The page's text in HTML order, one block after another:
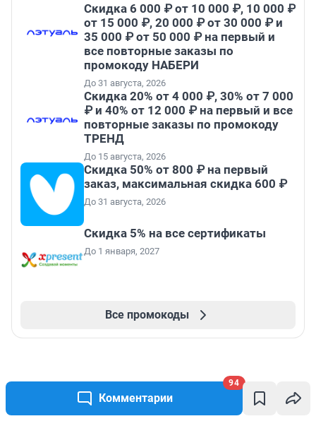
Комментарии
94
Скидка 6 000 ₽ от 10 000 ₽, 10 000 ₽
от 15 000 ₽, 20 000 ₽ от 30 000 ₽ и
35 000 ₽ от 50 000 ₽ на первый и
все повторные заказы по
промокоду НАБЕРИ
До 31 августа, 2026
Скидка 20% от 4 000 ₽, 30% от 7 000
₽ и 40% от 12 000 ₽ на первый и все
повторные заказы по промокоду
ТРЕНД
До 15 августа, 2026
Скидка 50% от 800 ₽ на первый
заказ, максимальная скидка 600 ₽
До 31 августа, 2026
Скидка 5% на все сертификаты
До 1 января, 2027
Все промокоды
Подписаться на новости